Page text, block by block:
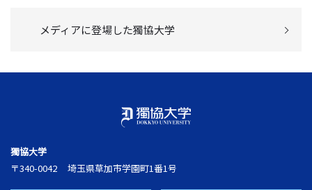
メディアに登場した獨協大学
獨協大学
〒340-0042
埼玉県草加市学園町1番1号